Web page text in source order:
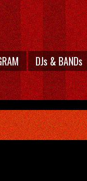
DJs & BANDs